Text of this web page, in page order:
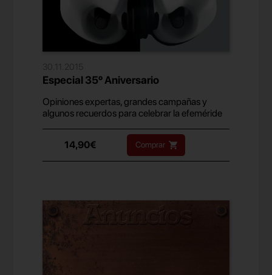
30.11.2015
Especial 35º Aniversario
Opiniones expertas, grandes campañas y
algunos recuerdos para celebrar la efeméride
14,90€ Comprar